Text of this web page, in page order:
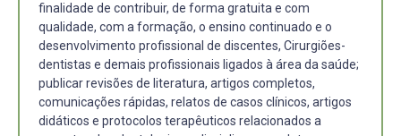
finalidade de contribuir, de forma gratuita e com
qualidade, com a formação, o ensino continuado e o
desenvolvimento profissional de discentes, Cirurgiões-
dentistas e demais profissionais ligados à área da saúde;
publicar revisões de literatura, artigos completos,
comunicações rápidas, relatos de casos clínicos, artigos
didáticos e protocolos terapêuticos relacionados a